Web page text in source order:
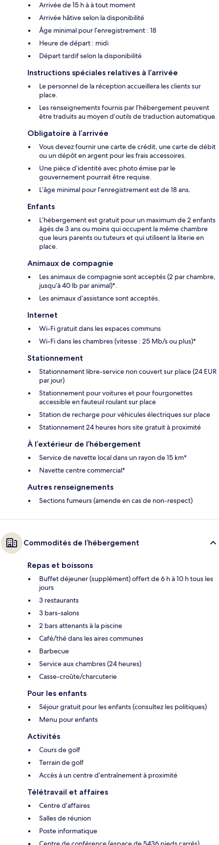
Arrivée de 15 h à à tout moment
Arrivée hâtive selon la disponibilité
Âge minimal pour l’enregistrement : 18
Heure de départ : midi
Départ tardif selon la disponibilité
Instructions spéciales relatives à l’arrivée
Le personnel de la réception accueillera les clients sur
place.
Les renseignements fournis par l’hébergement peuvent
être traduits au moyen d’outils de traduction automatique.
Obligatoire à l’arrivée
Vous devez fournir une carte de crédit, une carte de débit
ou un dépôt en argent pour les frais accessoires.
Une pièce d’identité avec photo émise par le
gouvernement pourrait être requise.
L’âge minimal pour l’enregistrement est de 18 ans.
Enfants
L’hébergement est gratuit pour un maximum de 2 enfants
âgés de 3 ans ou moins qui occupent la même chambre
que leurs parents ou tuteurs et qui utilisent la literie en
place.
Animaux de compagnie
Les animaux de compagnie sont acceptés (2 par chambre,
jusqu’à 40 lb par animal)*.
Les animaux d’assistance sont acceptés.
Internet
Wi-Fi gratuit dans les espaces communs
Wi-Fi dans les chambres (vitesse : 25 Mb/s ou plus)*
Stationnement
Stationnement libre-service non couvert sur place (24 EUR
par jour)
Stationnement pour voitures et pour fourgonettes
accessible en fauteuil roulant sur place
Station de recharge pour véhicules électriques sur place
Stationnement 24 heures hors site gratuit à proximité
À l’extérieur de l’hébergement
Service de navette local dans un rayon de 15 km*
Navette centre commercial*
Autres renseignements
Sections fumeurs (amende en cas de non-respect)
Commodités de l’hébergement
Repas et boissons
Buffet déjeuner (supplément) offert de 6 h à 10 h tous les
jours
3 restaurants
3 bars-salons
2 bars attenants à la piscine
Café/thé dans les aires communes
Barbecue
Service aux chambres (24 heures)
Casse-croûte/charcuterie
Pour les enfants
Séjour gratuit pour les enfants (consultez les politiques)
Menu pour enfants
Activités
Cours de golf
Terrain de golf
Accès à un centre d’entraînement à proximité
Télétravail et affaires
Centre d’affaires
Salles de réunion
Poste informatique